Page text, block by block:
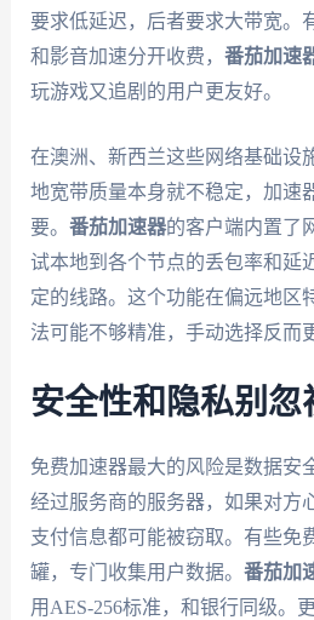
要求低延迟，后者要求大带宽。
和影音加速分开收费， 番茄加速
玩游戏又追剧的用户更友好。
在澳洲、新西兰这些网络基础设
地宽带质量本身就不稳定，加速
要。 番茄加速器的客户端内置了
试本地到各个节点的丢包率和延
定的线路。这个功能在偏远地区
法可能不够精准，手动选择反而
安全性和隐私别忽
免费加速器最大的风险是数据安
经过服务商的服务器，如果对方
支付信息都可能被窃取。有些免
罐，专门收集用户数据。 番茄加
用AES-256标准，和银行同级。